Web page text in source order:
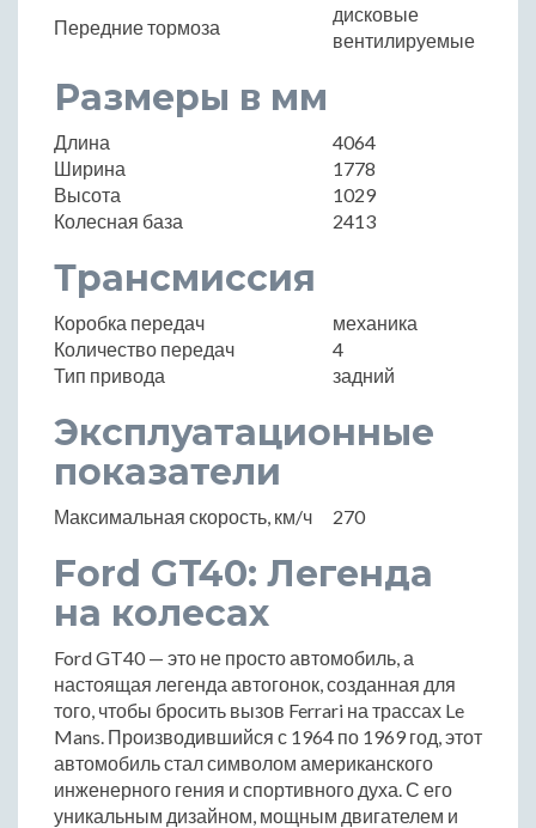
Передние тормоза
дисковые
вентилируемые
Размеры в мм
Длина
4064
Ширина
1778
Высота
1029
Колесная база
2413
Трансмиссия
Коробка передач
механика
Количество передач
4
Тип привода
задний
Эксплуатационные
показатели
Максимальная скорость, км/ч 270
Ford GT40: Легенда
на колесах
Ford GT40 — это не просто автомобиль, а
настоящая легенда автогонок, созданная для
того, чтобы бросить вызов Ferrari на трассах Le
Mans. Производившийся с 1964 по 1969 год, этот
автомобиль стал символом американского
инженерного гения и спортивного духа. С его
уникальным дизайном, мощным двигателем и